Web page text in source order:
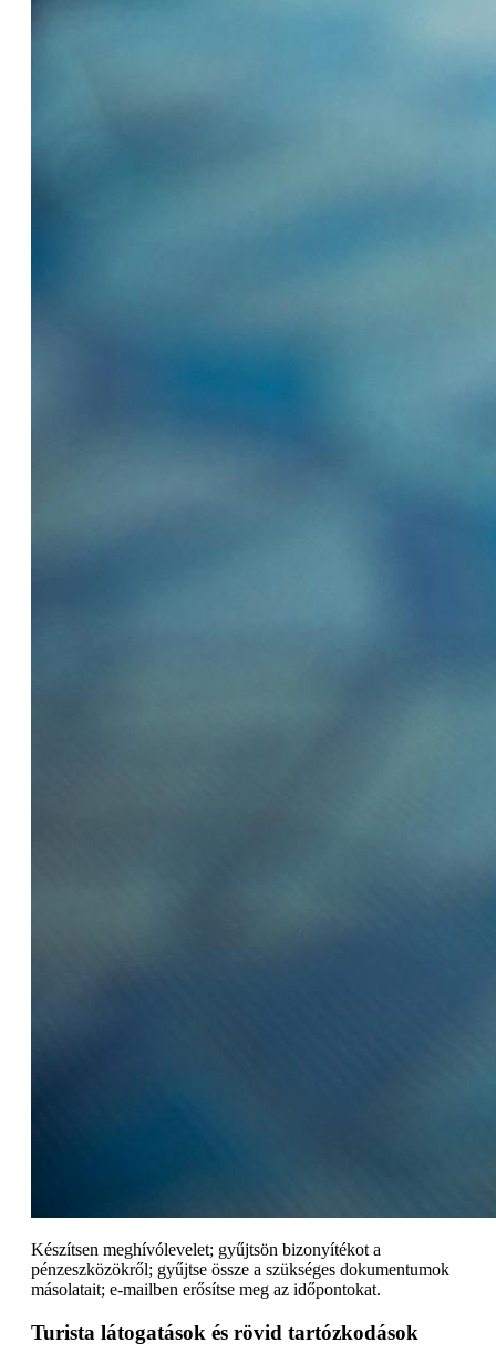
Készítsen meghívólevelet; gyűjtsön bizonyítékot a
pénzeszközökről; gyűjtse össze a szükséges dokumentumok
másolatait; e-mailben erősítse meg az időpontokat.
Turista látogatások és rövid tartózkodások